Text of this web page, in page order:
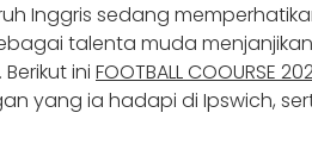
Inggris sedang
talenta muda
ini FOOTBALL COOURSE
yang ia hadapi di Ipswich,